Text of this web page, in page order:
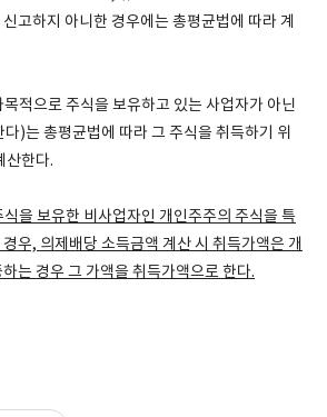
고하지 아니한 경우에는 총평균법에 따라 계
적으로 주식을 보유하고 있는 사업자가 아닌
)는 총평균법에 따라 그 주식을 취득하기 위
산한다.
을 보유한 비사업자인 개인주주의 주식을 특
우, 의제배당 소득금액 계산 시 취득가액은 개
는 경우 그 가액을 취득가액으로 한다.